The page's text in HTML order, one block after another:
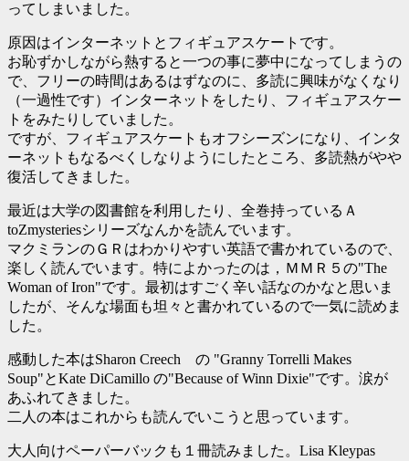
ってしまいました。
原因はインターネットとフィギュアスケートです。
お恥ずかしながら熱すると一つの事に夢中になってしまうの
で、フリーの時間はあるはずなのに、多読に興味がなくなり
（一過性です）インターネットをしたり、フィギュアスケー
トをみたりしていました。
ですが、フィギュアスケートもオフシーズンになり、インタ
ーネットもなるべくしなりようにしたところ、多読熱がやや
復活してきました。
最近は大学の図書館を利用したり、全巻持っているＡ
toZmysteriesシリーズなんかを読んでいます。
マクミランのＧＲはわかりやすい英語で書かれているので、
楽しく読んでいます。特によかったのは，ＭＭＲ５の"The
Woman of Iron"です。最初はすごく辛い話なのかなと思いま
したが、そんな場面も坦々と書かれているので一気に読めま
した。
感動した本はSharon Creech の "Granny Torrelli Makes
Soup"とKate DiCamillo の"Because of Winn Dixie"です。涙が
あふれてきました。
二人の本はこれからも読んでいこうと思っています。
大人向けペーパーバックも１冊読みました。Lisa Kleypas